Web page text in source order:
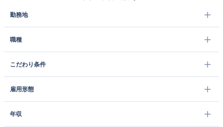
勤務地
職種
こだわり条件
雇用形態
年収